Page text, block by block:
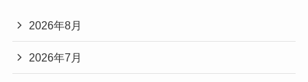
2026年8月
2026年7月